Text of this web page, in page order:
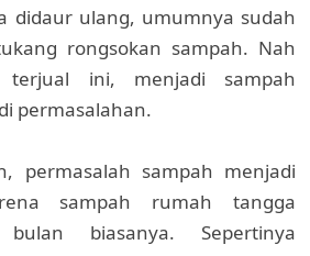
didaur ulang, umumnya sudah
rongsokan sampah. Nah
ini, menjadi sampah
permasalahan.
permasalah sampah menjadi
sampah rumah tangga
biasanya. Sepertinya